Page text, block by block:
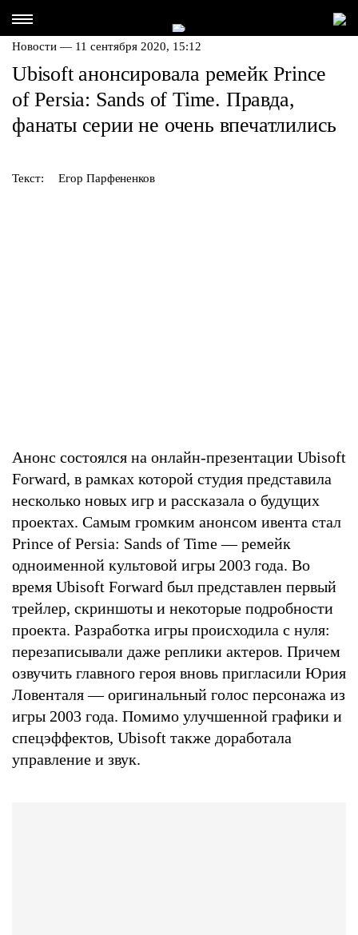
Новости — 11 сентября 2020, 15:12
Ubisoft анонсировала ремейк Prince
of Persia: Sands of Time. Правда,
фанаты серии не очень впечатлились
Текст: Егор Парфененков
Анонс состоялся на онлайн-презентации Ubisoft
Forward, в рамках которой студия представила
несколько новых игр и рассказала о будущих
проектах. Самым громким анонсом ивента стал
Prince of Persia: Sands of Time — ремейк
одноименной культовой игры 2003 года. Во
время Ubisoft Forward был представлен первый
трейлер, скриншоты и некоторые подробности
проекта. Разработка игры происходила с нуля:
перезаписывали даже реплики актеров. Причем
озвучить главного героя вновь пригласили Юрия
Ловенталя — оригинальный голос персонажа из
игры 2003 года. Помимо улучшенной графики и
спецэффектов, Ubisoft также доработала
управление и звук.